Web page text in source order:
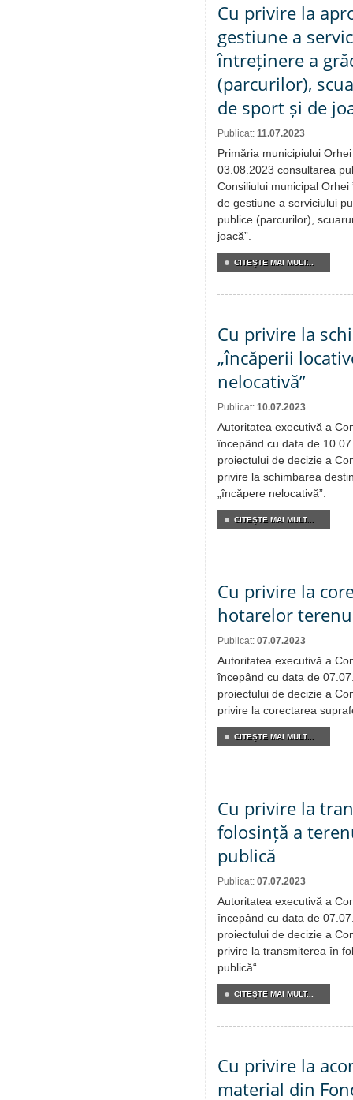
Cu privire la
gestiune a
întreținere a
(parcurilor),
de sport și de
Publicat: 11.07.2023
Primăria municipiului
03.08.2023 consultarea
Consiliului municipal
de gestiune a serviciului
publice (parcurilor),
joacă”.
CITEŞTE MAI MULT...
Cu privire la
„încăperii
nelocativă”
Publicat: 10.07.2023
Autoritatea executivă a
începând cu data de
proiectului de decizie a
privire la schimbarea
„încăpere nelocativă”.
CITEŞTE MAI MULT...
Cu privire la
hotarelor
Publicat: 07.07.2023
Autoritatea executivă a
începând cu data de
proiectului de decizie a
privire la corectarea
CITEŞTE MAI MULT...
Cu privire la
folosință a
publică
Publicat: 07.07.2023
Autoritatea executivă a
începând cu data de
proiectului de decizie a
privire la transmiterea în
publică“.
CITEŞTE MAI MULT...
Cu privire la
material din